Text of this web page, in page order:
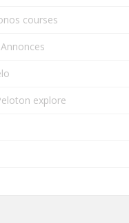
courses
explore